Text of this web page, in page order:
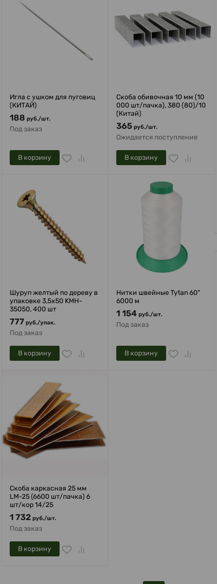
Игла с ушком для пуговиц
(КИТАЙ)
188 руб./шт.
Под заказ
В корзину
Скоба обивочная 10 мм (10
000 шт/пачка), 380 (80)/10
(Китай)
365 руб./шт.
Ожидается поступление
В корзину
Шуруп желтый по дереву в
упаковке 3,5х50 KMH-
35050, 400 шт
777 руб./упак.
Под заказ
В корзину
Нитки швейные Tytan 60"
6000 м
1 154 руб./шт.
Под заказ
В корзину
Скоба каркасная 25 мм
LM-25 (6600 шт/пачка) 6
шт/кор 14/25
1 732 руб./шт.
Под заказ
В корзину